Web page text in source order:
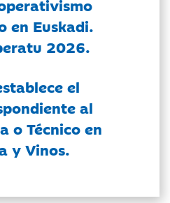
en Euskadi.
2026.
el
al
o Técnico en
y Vinos.